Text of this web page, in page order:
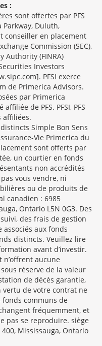
:
sont offertes par PFS
Parkway, Duluth,
conseiller en placement
Commission (SEC),
Authority (FINRA)
Investors
PFSI exerce
de Primerica Advisors.
par Primerica
de PFS. PFSI, PFS
affiliées.
Simple Bon Sens
Vie Primerica du
sont offerts par
un courtier en fonds
non accrédités
vous vendre, ni
ou de produits de
canadien : 6985
Ontario L5N 0G3. Des
des frais de gestion
associés aux fonds
distincts. Veuillez lire
avant d’investir.
n’offrent aucune
réserve de la valeur
de décès garantie,
vertu de votre contrat ne
fonds communs de
fréquemment, et
pas se reproduire. siège
Mississauga, Ontario